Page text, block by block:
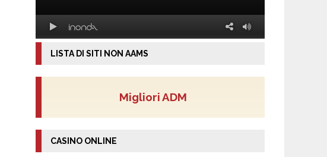
LISTA DI SITI NON AAMS
Migliori ADM
CASINO ONLINE